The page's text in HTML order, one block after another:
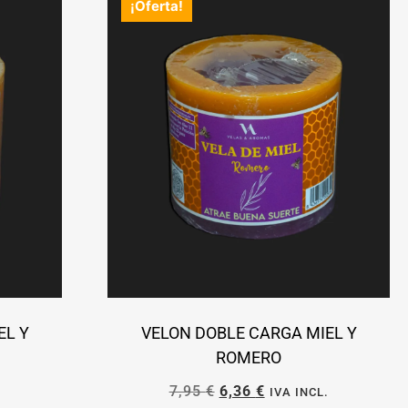
Y
¡Oferta!
VELON DOBLE CARGA MIEL Y
ROMERO
7,95€ 6,36 € IVA INCL.